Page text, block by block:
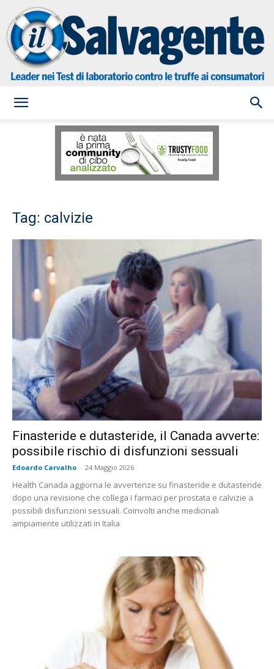
Salvagente
Tag: calvizie
Finasteride e dutasteride, il Canada avverte:
possibile rischio di disfunzioni sessuali
Edoardo Carvalho - 24 Maggio 2026
Health Canada aggiorna le avvertenze su finasteride e dutasteride
dopo una revisione che collega i farmaci per prostata e calvizie a
possibili disfunzioni sessuali. Coinvolti anche medicinali
ampiamente utilizzati in Italia